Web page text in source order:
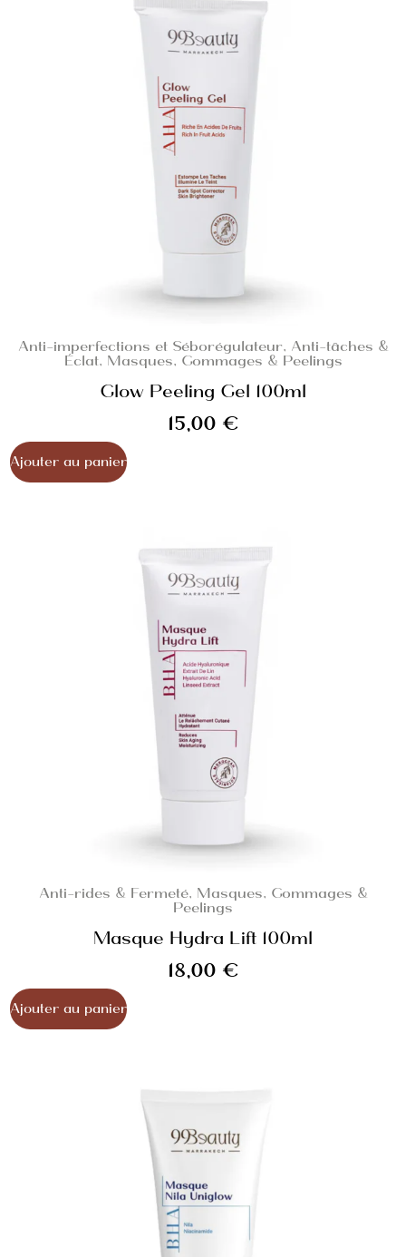
Anti-imperfections et Séborégulateur, Anti-tâches &
Éclat, Masques, Gommages & Peelings
Glow Peeling Gel 100ml
15,00 €
Ajouter au panier
Anti-rides & Fermeté, Masques, Gommages &
Peelings
Masque Hydra Lift 100ml
18,00 €
Ajouter au panier